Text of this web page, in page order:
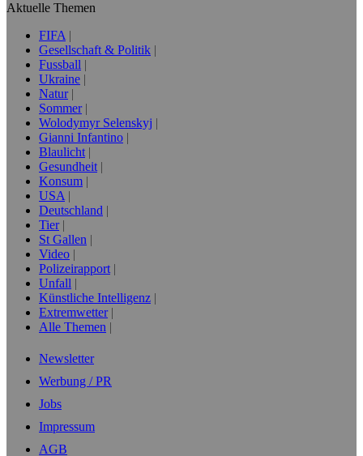
Aktuelle Themen
FIFA
Gesellschaft & Politik
Fussball
Ukraine
Natur
Sommer
Wolodymyr Selenskyj
Gianni Infantino
Blaulicht
Gesundheit
Konsum
USA
Deutschland
Tier
St Gallen
Video
Polizeirapport
Unfall
Künstliche Intelligenz
Extremwetter
Alle Themen
Newsletter
Werbung / PR
Jobs
Impressum
AGB